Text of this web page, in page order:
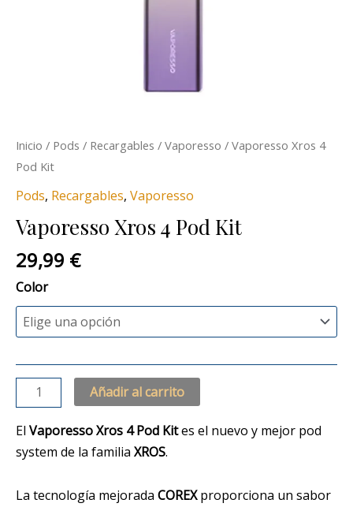
Inicio / Pods / Recargables / Vaporesso / Vaporesso Xros 4
Pod Kit
Pods, Recargables, Vaporesso
Vaporesso Xros 4 Pod Kit
29,99 €
Color
Añadir al carrito
El Vaporesso Xros 4 Pod Kites el nuevo y mejor pod
system de la familia XROS.
La tecnología mejorada COREXproporciona un sabor